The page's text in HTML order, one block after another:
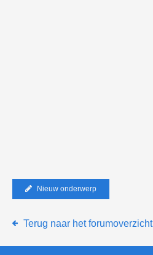
Nieuw onderwerp
Terug naar het forumoverzicht